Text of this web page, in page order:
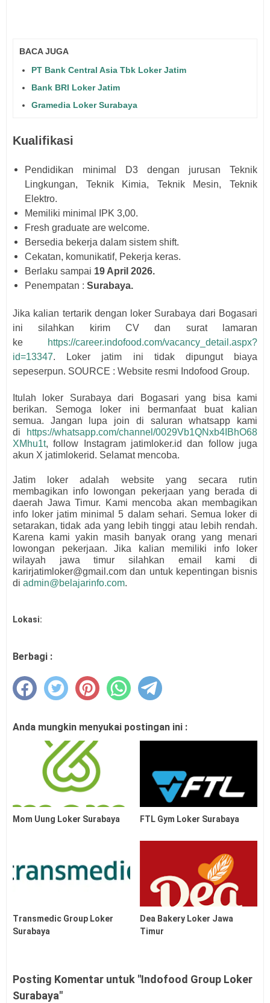
BACA JUGA
PT Bank Central Asia Tbk Loker Jatim
Bank BRI Loker Jatim
Gramedia Loker Surabaya
Kualifikasi
Pendidikan minimal D3 dengan jurusan Teknik
Lingkungan, Teknik Kimia, Teknik Mesin, Teknik
Elektro.
Memiliki minimal IPK 3,00.
Fresh graduate are welcome.
Bersedia bekerja dalam sistem shift.
Cekatan, komunikatif, Pekerja keras.
Berlaku sampai 19 April 2026.
Penempatan : Surabaya.
Jika kalian tertarik dengan loker Surabaya dari Bogasari
ini silahkan kirim CV dan surat lamaran
ke
https://career.indofood.com/vacancy_detail.aspx?
id=13347. Loker jatim ini tidak dipungut biaya
sepeserpun. SOURCE : Website resmi Indofood Group.
Itulah loker Surabaya dari Bogasari yang bisa kami
berikan. Semoga loker ini bermanfaat buat kalian
semua. Jangan lupa join di saluran whatsapp kami
di
https://whatsapp.com/channel/0029Vb1QNxb4IBhO68
XMhu1t, follow Instagram jatimloker.id dan follow juga
akun X jatimlokerid. Selamat mencoba.
Jatim loker adalah website yang secara rutin
membagikan info lowongan pekerjaan yang berada di
daerah Jawa Timur. Kami mencoba akan membagikan
info loker jatim minimal 5 dalam sehari. Semua loker di
setarakan, tidak ada yang lebih tinggi atau lebih rendah.
Karena kami yakin masih banyak orang yang menari
lowongan pekerjaan. Jika kalian memiliki info loker
wilayah jawa timur silahkan email kami di
karirjatimloker@gmail.com dan untuk kepentingan bisnis
di admin@belajarinfo.com.
Lokasi:
Berbagi :
Anda mungkin menyukai postingan ini :
Mom Uung Loker Surabaya FTL Gym Loker Surabaya
Transmedic Group Loker
Surabaya
Dea Bakery Loker Jawa
Timur
Posting Komentar untuk "Indofood Group Loker
Surabaya"